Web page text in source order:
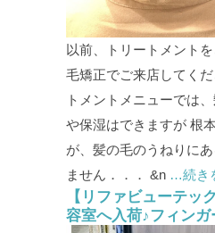
以前、トリートメント
毛矯正でご来店してく
トメントメニューでは
や保湿はできますが 根
が、髪の毛のうねりに
ません．．． &n …続き
【リファビューテッ
容室へ入荷♪フィン